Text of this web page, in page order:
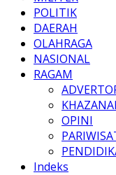
POLITIK
DAERAH
OLAHRAGA
NASIONAL
RAGAM
OPINI
Indeks